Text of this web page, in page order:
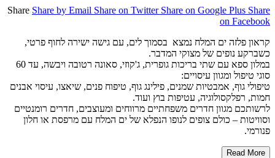
Share Share by Email Share on Twitter Share on Google Plus Share
on Facebook
קראון פלזה ים המלח נמצא בסמוך לים, עם גישה ישירה לחוף פרטי,
כשברקע נופים של מצוקי המדבר.
במלון ספא עם שתי בריכות גופרית, ג'קוזי, סאונה רטובה ויבשה, עד 60
סוגי טיפול ומגוון עיסויים:
טיפולי גוף, אמבטיות שמנים, פילינג גוף, טיפוח פנים, שיאצו, עיסוי אבנים
חמות, רפלקסולוגיה, עטיפות בוץ ועוד.
לרשותכם מגוון חדרים משפחתיים מרווחים ומעוצבים, חדרים רומנטיים
וסוויטות – כולם צופים לנופו הנפלא של ים המלח עם מרפסת או חלון
פנורמי.
Read More